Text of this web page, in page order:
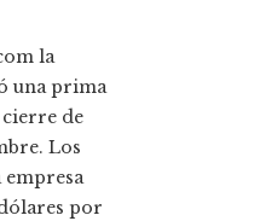
la
una prima
cierre de
Los
empresa
por